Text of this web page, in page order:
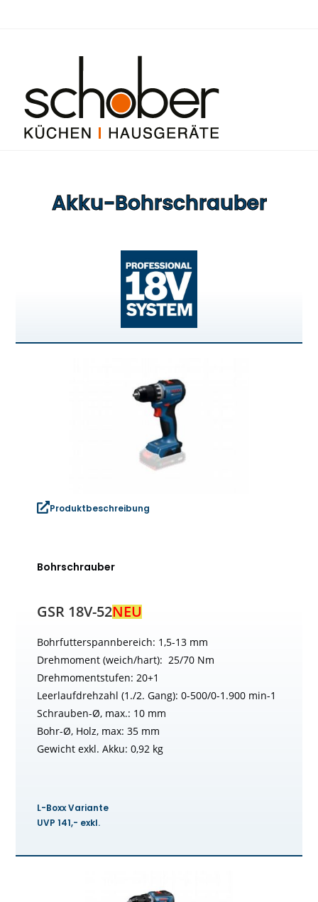
Akku-Bohrschrauber
Produktbeschreibung
Bohrschrauber
GSR 18V-52NEU
Bohrfutterspannbereich: 1,5-13 mm
Drehmoment (weich/hart): 25/70 Nm
Drehmomentstufen: 20+1
Leerlaufdrehzahl (1./2. Gang): 0-500/0-1.900 min-1
Schrauben-Ø, max.: 10 mm
Bohr-Ø, Holz, max: 35 mm
Gewicht exkl. Akku: 0,92 kg
L-Boxx Variante
UVP 141,- exkl.